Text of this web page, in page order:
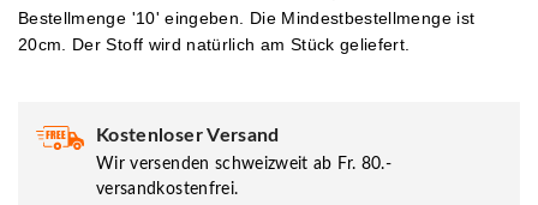
Bestellmenge '10' eingeben. Die Mindestbestellmenge ist
20cm. Der Stoff wird natürlich am Stück geliefert.
Kostenloser Versand
Wir versenden schweizweit ab Fr. 80.-
versandkostenfrei.